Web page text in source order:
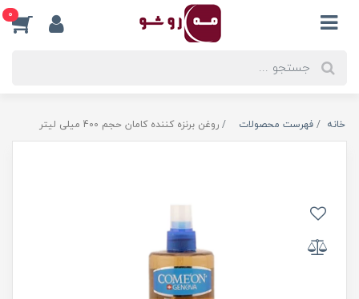
0
خانه فهرست محصولات روغن برنزه کننده کامان حجم 400 میلی لیتر